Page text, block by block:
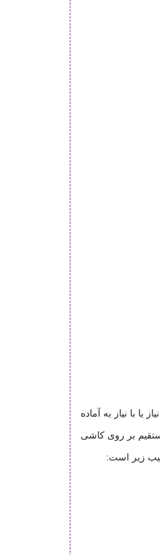
با نیاز به آماده
بر روی کاشی
زیر است: